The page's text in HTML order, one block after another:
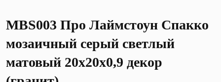
MBS003 Про Лаймстоун Спакко
мозаичный серый светлый
матовый 20х20х0,9 декор